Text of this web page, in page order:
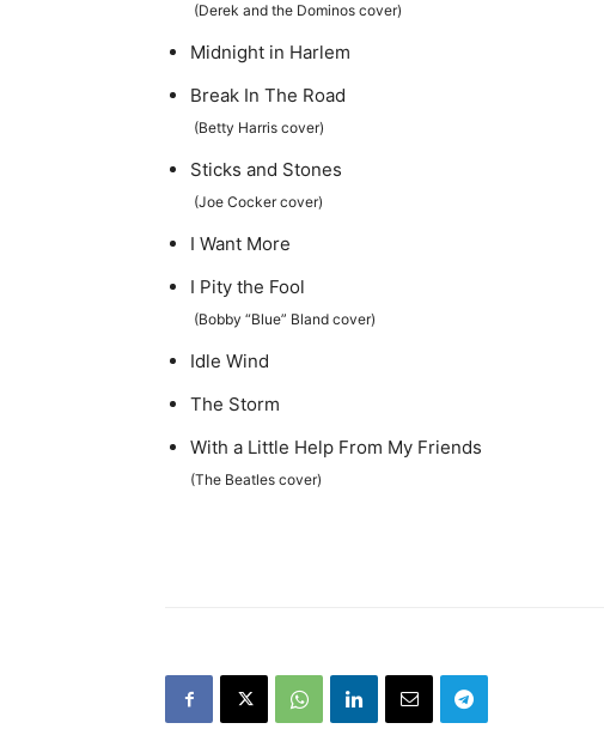
(Derek and the Dominos cover)
Midnight in Harlem
Break In The Road
(Betty Harris cover)
Sticks and Stones
(Joe Cocker cover)
I Want More
I Pity the Fool
(Bobby “Blue” Bland cover)
Idle Wind
The Storm
With a Little Help From My Friends
(The Beatles cover)